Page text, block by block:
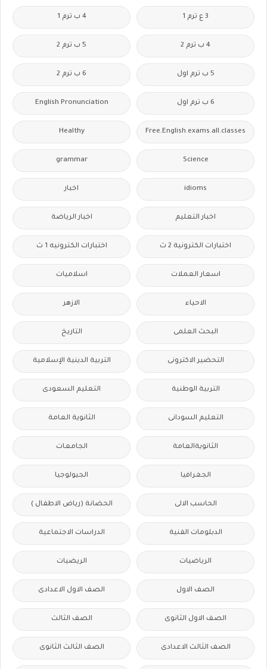
3 ع ترم 1 4 ب ترم 1
4 ب ترم 2 5 ب ترم 2
5 ب ترم اول 6 ب ترم 2
6 ب ترم اول English Pronunciation
Free.English.exams.all.classes
Healthy
Science
grammar
idioms اخبار
اخبار التعليم اخبار الرياضة
اختبارات الكترونية 2 ث اختبارات الكترونيه 1 ث
اسعار العملات اسلاميات
الاحياء الازهر
البحث العلمى التاريخ
التحضير الاكترونى التربية الدينية الإسلامية
التربية الوطنية التعليم السعودى
التعليم السودانى الثانوية العامة
الثانويةالعامة الجامعات
الجغرافيا الجيولوجيا
الحاسب الالى الحضانة (رياض الاطفال )
الدبلومات الفنية الدراسات الاجتماعية
الرياضيات الريضيات
الصف الاول الصف الاول الاعدادى
الصف الاول الثانوى الصف الثالث
الصف الثالث الاعدادى الصف الثالث الثانوى